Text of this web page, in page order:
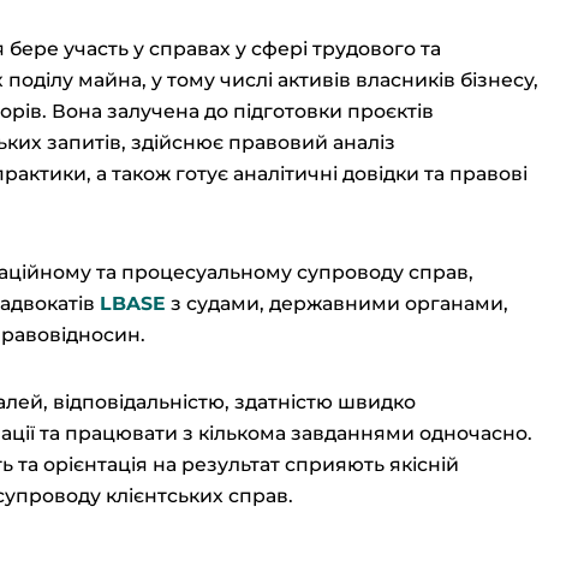
участь у справах у сфері трудового та
майна, у тому числі активів власників бізнесу,
Вона залучена до підготовки проєктів
запитів, здійснює правовий аналіз
а також готує аналітичні довідки та правові
та процесуальному супроводу справ,
LBASE з судами, державними органами,
відповідальністю, здатністю швидко
та працювати з кількома завданнями одночасно.
та орієнтація на результат сприяють якісній
клієнтських справ.